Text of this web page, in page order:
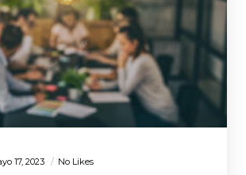
17, 2023
No Likes